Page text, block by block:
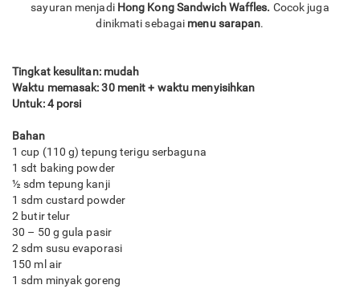
sayuran menjadi Hong Kong Sandwich Waffles. Cocok juga
dinikmati sebagai menu sarapan.
Tingkat kesulitan: mudah
Waktu memasak: 30 menit + waktu menyisihkan
Untuk: 4 porsi
Bahan
1 cup (110 g) tepung terigu serbaguna
1 sdt baking powder
½ sdm tepung kanji
1 sdm custard powder
2 butir telur
30 – 50 g gula pasir
2 sdm susu evaporasi
150 ml air
1 sdm minyak goreng